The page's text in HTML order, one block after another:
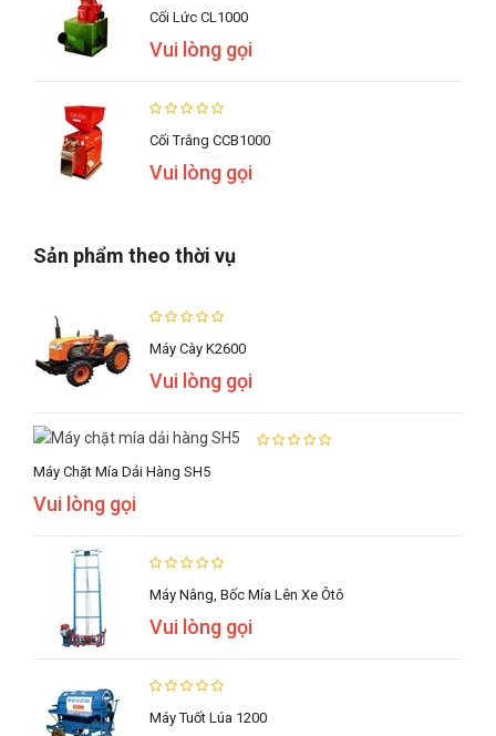
Cối Lức CL1000
Vui lòng gọi
Cối Trắng CCB1000
Vui lòng gọi
Sản phẩm theo thời vụ
Máy Cày K2600
Vui lòng gọi
Máy Chặt Mía Dải Hàng SH5
Vui lòng gọi
Máy Nâng, Bốc Mía Lên Xe Ôtô
Vui lòng gọi
Máy Tuốt Lúa 1200